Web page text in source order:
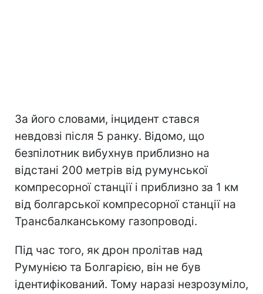
За його словами, інцидент стався
невдовзі після 5 ранку. Відомо, що
безпілотник вибухнув приблизно на
відстані 200 метрів від румунської
компресорної станції і приблизно за 1 км
від болгарської компресорної станції на
Трансбалканському газопроводі.
Під час того, як дрон пролітав над
Румунією та Болгарією, він не був
ідентифікований. Тому наразі незрозуміло,